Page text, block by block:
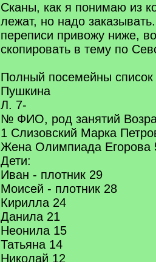
Сканы, как я понимаю из
лежат, но надо
переписи привожу ниже,
скопировать в тему по
Полный посемейны список
Пушкина
Л. 7-
№ ФИО, род занятий
1 Слизовский Марка
Жена Олимпиада Егорова
Дети:
Иван - плотник 29
Моисей - плотник 28
Кирилла 24
Данила 21
Неонила 15
Татьяна 14
Николай 12